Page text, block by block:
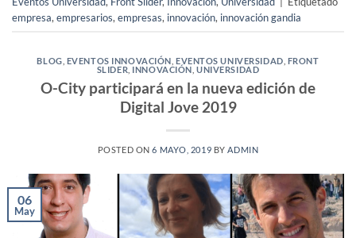
empresa, empresarios, empresas, innovación, innovación gandia
BLOG EVENTOS INNOVACIÓN EVENTOS UNIVERSIDAD FRONT
SLIDER INNOVACIÓN ,UNIVERSIDAD
O-City participará en la nueva edición de
Digital Jove 2019
POSTED ON6 MAYO, 2019 BYADMIN
06
May